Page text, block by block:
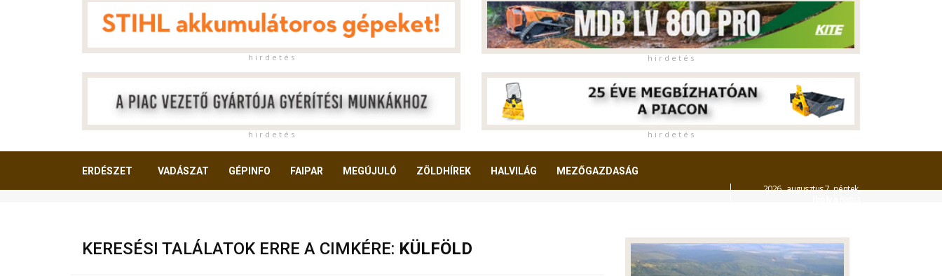
h i r d e t é s h i r d e t é s
h i r d e t é s h i r d e t é s
ERDÉSZET VADÁSZAT GÉPINFO FAIPAR MEGÚJULÓ ZÖLDHÍREK HALVILÁG MEZŐGAZDASÁG
2026. augusztus 7. péntek,
KERESÉSI TALÁLATOK ERRE A CIMKÉRE: KÜLFÖLD